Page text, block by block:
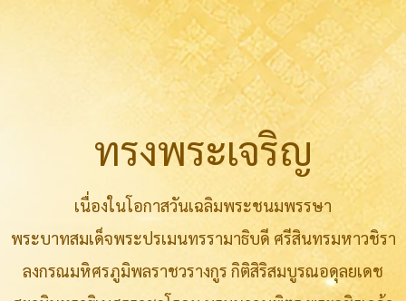
ทรงพระเจริญ
เนื่องในโอกาสวันเฉลิมพระชนมพรรษา
พระบาทสมเด็จพระปรเมนทรรามาธิบดี ศรีสินทรมหาวชิรา
ลงกรณมหิศรภูมิพลราชวรางกูร กิติสิริสมบูรณอดุลยเดช